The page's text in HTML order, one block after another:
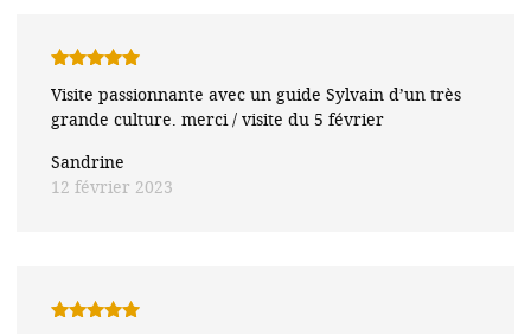
5
Sandrine
12 février 2023
Visite passionnante avec un guide Sylvain d’un très
grande culture. merci / visite du 5 février